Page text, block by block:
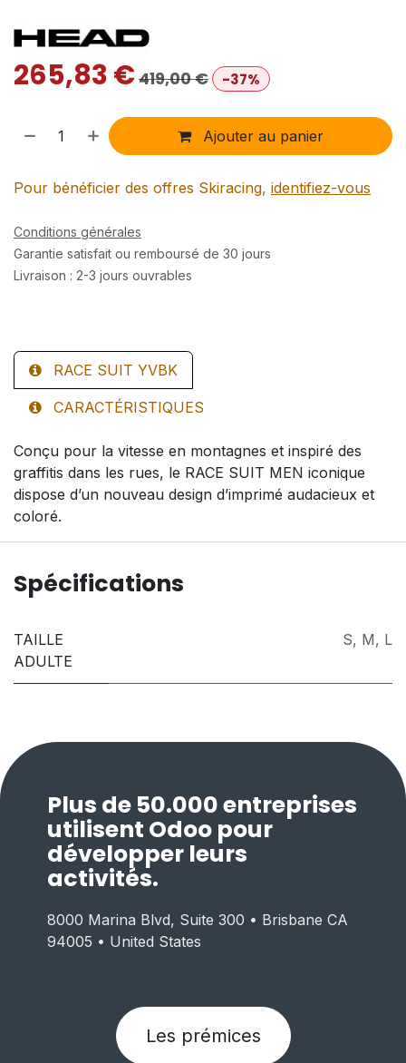
265,83€419,00€ -37%
Ajouter au panier
Pour bénéficier des offres Skiracing, identifiez-vous
Conditions générales
Garantie satisfait ou remboursé de 30 jours
Livraison : 2-3 jours ouvrables
RACE SUIT YVBK
CARACTÉRISTIQUES
Conçu pour la vitesse en montagnes et inspiré des
graffitis dans les rues, le RACE SUIT MEN iconique
dispose d’un nouveau design d’imprimé audacieux et
coloré.
Spécifications
TAILLE
ADULTE
S, M, L
Plus de 50.000 entreprises
utilisent Odoo pour
développer leurs
activités.
Les prémices
8000 Marina Blvd, Suite 300 • Brisbane CA
94005 • United States